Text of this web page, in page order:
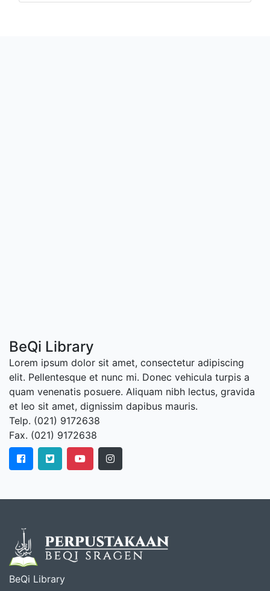
BeQi Library
Lorem ipsum dolor sit amet, consectetur adipiscing
elit. Pellentesque et nunc mi. Donec vehicula turpis a
quam venenatis posuere. Aliquam nibh lectus, gravida
et leo sit amet, dignissim dapibus mauris.
Telp. (021) 9172638
Fax. (021) 9172638
BeQi Library